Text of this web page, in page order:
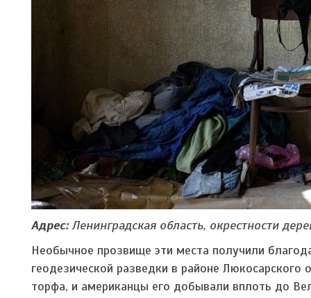
Адрес:Ленинградская область, окрестности
Необычное прозвище эти места получили
геодезической разведки в районе
торфа, и американцы его добывали вплоть до